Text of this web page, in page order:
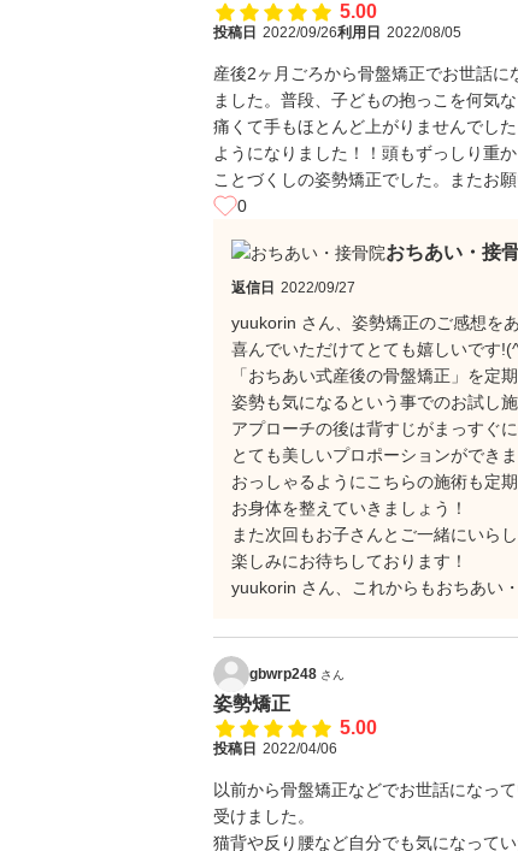
5.00
投稿日 2022/09/26利用日 2022/08/05
産後2ヶ月ごろから骨盤矯正でお世話
ました。普段、子どもの抱っこを何気
痛くて手もほとんど上がりませんでし
ようになりました！！頭もずっしり重
ことづくしの姿勢矯正でした。またお
0
おちあい・接
返信日 2022/09/27
yuukorin さん、姿勢矯正のご感想を
喜んでいただけてとても嬉しいです
「おちあい式産後の骨盤矯正」を定
姿勢も気になるという事でのお試し施
アプローチの後は背すじがまっすぐ
とても美しいプロポーションができま
おっしゃるようにこちらの施術も定
お身体を整えていきましょう！
また次回もお子さんとご一緒にいら
楽しみにお待ちしております！
yuukorin さん、これからもおちあい
gbwrp248 さん
姿勢矯正
5.00
投稿日 2022/04/06
以前から骨盤矯正などでお世話になっ
受けました。
猫背や反り腰など自分でも気になって